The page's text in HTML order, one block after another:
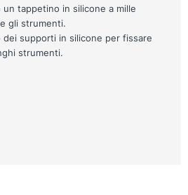
un tappetino in silicone a mille
gli strumenti.
dei supporti in silicone per fissare
strumenti.